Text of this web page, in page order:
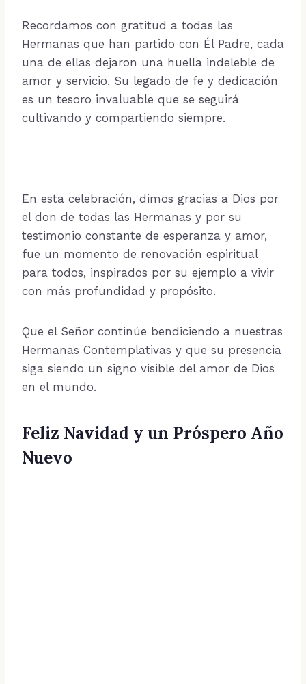
Recordamos con gratitud a todas las
Hermanas que han partido con Él Padre, cada
una de ellas dejaron una huella indeleble de
amor y servicio. Su legado de fe y dedicación
es un tesoro invaluable que se seguirá
cultivando y compartiendo siempre.
En esta celebración, dimos gracias a Dios por
el don de todas las Hermanas y por su
testimonio constante de esperanza y amor,
fue un momento de renovación espiritual
para todos, inspirados por su ejemplo a vivir
con más profundidad y propósito.
Que el Señor continúe bendiciendo a nuestras
Hermanas Contemplativas y que su presencia
siga siendo un signo visible del amor de Dios
en el mundo.
Feliz Navidad y un Próspero Año
Nuevo